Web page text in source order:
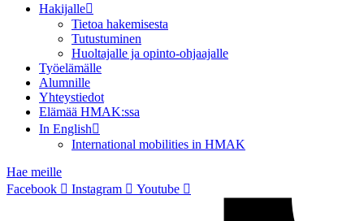
Hakijalle
Tietoa hakemisesta
Tutustuminen
Huoltajalle ja opinto-ohjaajalle
Työelämälle
Alumnille
Yhteystiedot
Elämää HMAK:ssa
In English
International mobilities in HMAK
Hae meille
Facebook
Instagram Youtube